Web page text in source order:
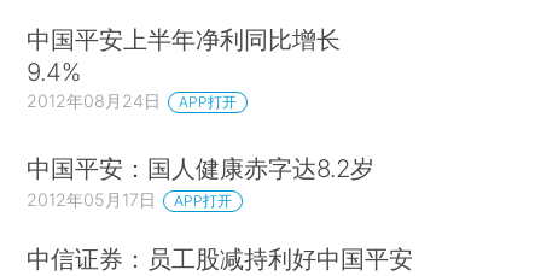
中国平安上半年净利同比增长
9.4%
2012年08月24日 APP打开
中国平安：国人健康赤字达8.2岁
2012年05月17日 APP打开
中信证券：员工股减持利好中国平安